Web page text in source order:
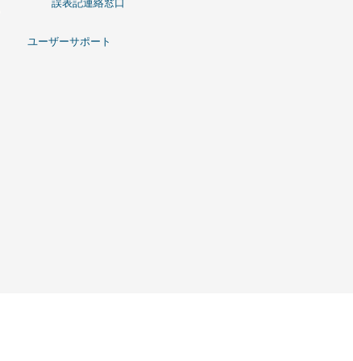
誤表記連絡窓口
ユーザーサポート